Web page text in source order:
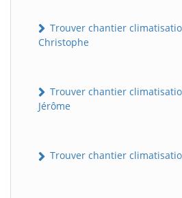
Trouver chantier
Christophe
Trouver chantier
Jérôme
Trouver chantier